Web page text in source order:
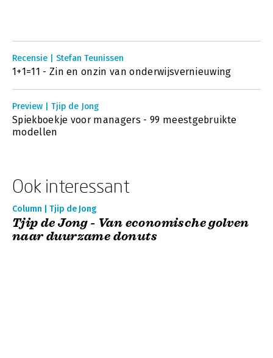
Recensie | Stefan Teunissen
1+1=11 - Zin en onzin van onderwijsvernieuwing
Preview | Tjip de Jong
Spiekboekje voor managers - 99 meestgebruikte
modellen
Ook interessant
Column | Tjip de Jong
Tjip de Jong - Van economische golven
naar duurzame donuts